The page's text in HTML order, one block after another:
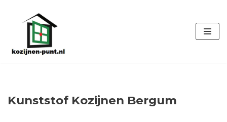
de
Kunststof Kozijnen Bergum